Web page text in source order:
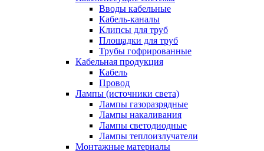
Вводы кабельные
Кабель-каналы
Клипсы для труб
Площадки для труб
Трубы гофрированные
Кабельная продукция
Кабель
Провод
Лампы (источники света)
Лампы газоразрядные
Лампы накаливания
Лампы светодиодные
Лампы теплоизлучатели
Монтажные материалы